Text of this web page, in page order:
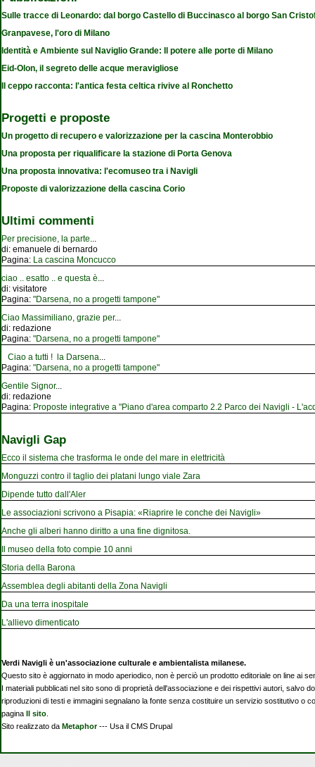
Sulle tracce di Leonardo: dal borgo Castello di Buccinasco al borgo San
Granpavese, l'oro di Milano
Identità e Ambiente sul Naviglio Grande: Il potere alle porte di Milano
Eid-Olon, il segreto delle acque meravigliose
Il ceppo racconta: l'antica festa celtica rivive al Ronchetto
Progetti e proposte
Un progetto di recupero e valorizzazione per la cascina Monterobbio
Una proposta per riqualificare la stazione di Porta Genova
Una proposta innovativa: l'ecomuseo tra i Navigli
Proposte di valorizzazione della cascina Corio
Ultimi commenti
Per precisione, la parte
di: emanuele di bernardo
Pagina: La cascina Moncucco
ciao .. esatto .. e questa è
di: visitatore
Pagina: "Darsena, no a progetti tampone"
Ciao Massimiliano, grazie per...
di: redazione
Pagina: "Darsena, no a progetti tampone"
Ciao a tutti ! la Darsena
Pagina: "Darsena, no a progetti tampone"
Gentile Signor...
di: redazione
Pagina: Proposte integrative a "Piano d'area comparto 2.2 Parco dei Navigli -
Navigli Gap
Ecco il sistema che trasforma le onde del mare in elettricità
Monguzzi contro il taglio dei platani lungo viale Zara
Dipende tutto dall'Aler
Le associazioni scrivono a Pisapia: «Riaprire le conche dei Navigli»
Anche gli alberi hanno diritto a una fine dignitosa.
Il museo della foto compie 10 anni
Storia della Barona
Assemblea degli abitanti della Zona Navigli
Da una terra inospitale
L'allievo dimenticato
Verdi Navigli è un'associazione culturale e ambientalista milanese.
Questo sito è aggiornato in modo aperiodico, non è perciò un prodotto editoriale on line ai
I materiali pubblicati nel sito sono di proprietà dell'associazione e dei rispettivi autori, salvo
riproduzioni di testi e immagini segnalano la fonte senza costituire un servizio sostitutivo o
pagina Il sito
Sito realizzato da Metaphor--- Usa il CMS Drupal